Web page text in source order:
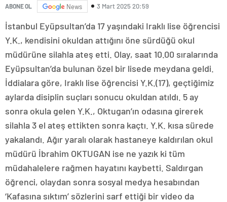
ABONE OL News 3 Mart 2025 20:59
İstanbul Eyüpsultan’da 17 yaşındaki Iraklı lise öğrencisi
Y.K., kendisini okuldan attığını öne sürdüğü okul
müdürüne silahla ateş etti. Olay, saat 10.00 sıralarında
Eyüpsultan’da bulunan özel bir lisede meydana geldi.
İddialara göre, Iraklı lise öğrencisi Y.K.(17), geçtiğimiz
aylarda disiplin suçları sonucu okuldan atıldı. 5 ay
sonra okula gelen Y.K., Oktugan’ın odasına girerek
silahla 3 el ateş ettikten sonra kaçtı. Y.K. kısa sürede
yakalandı. Ağır yaralı olarak hastaneye kaldırılan okul
müdürü İbrahim OKTUGAN ise ne yazık ki tüm
müdahalelere rağmen hayatını kaybetti. Saldırgan
öğrenci, olaydan sonra sosyal medya hesabından
‘Kafasına sıktım’ sözlerini sarf ettiği bir video da